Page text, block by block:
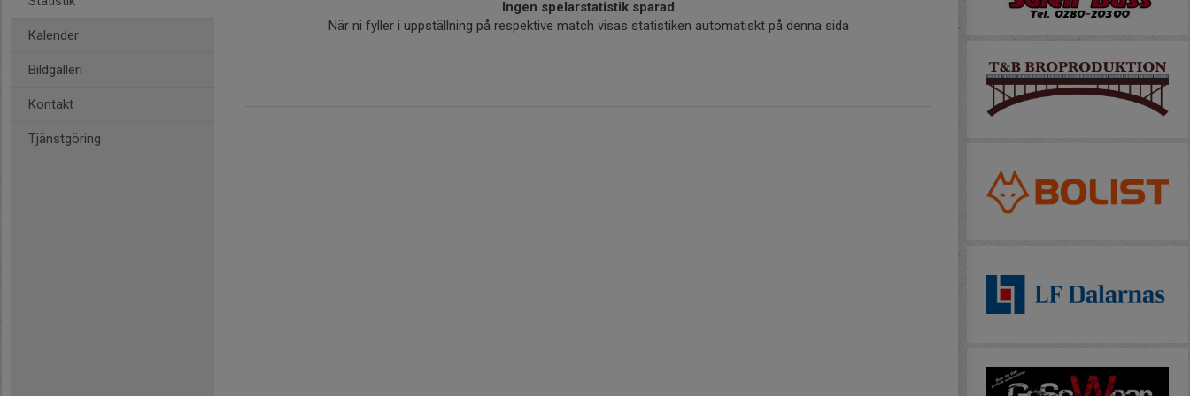
Kalender
Bildgalleri
Kontakt
Tjänstgöring
Ingen spelarstatistik sparad
När ni fyller i uppställning på respektive match visas statistiken automatiskt på denna sida